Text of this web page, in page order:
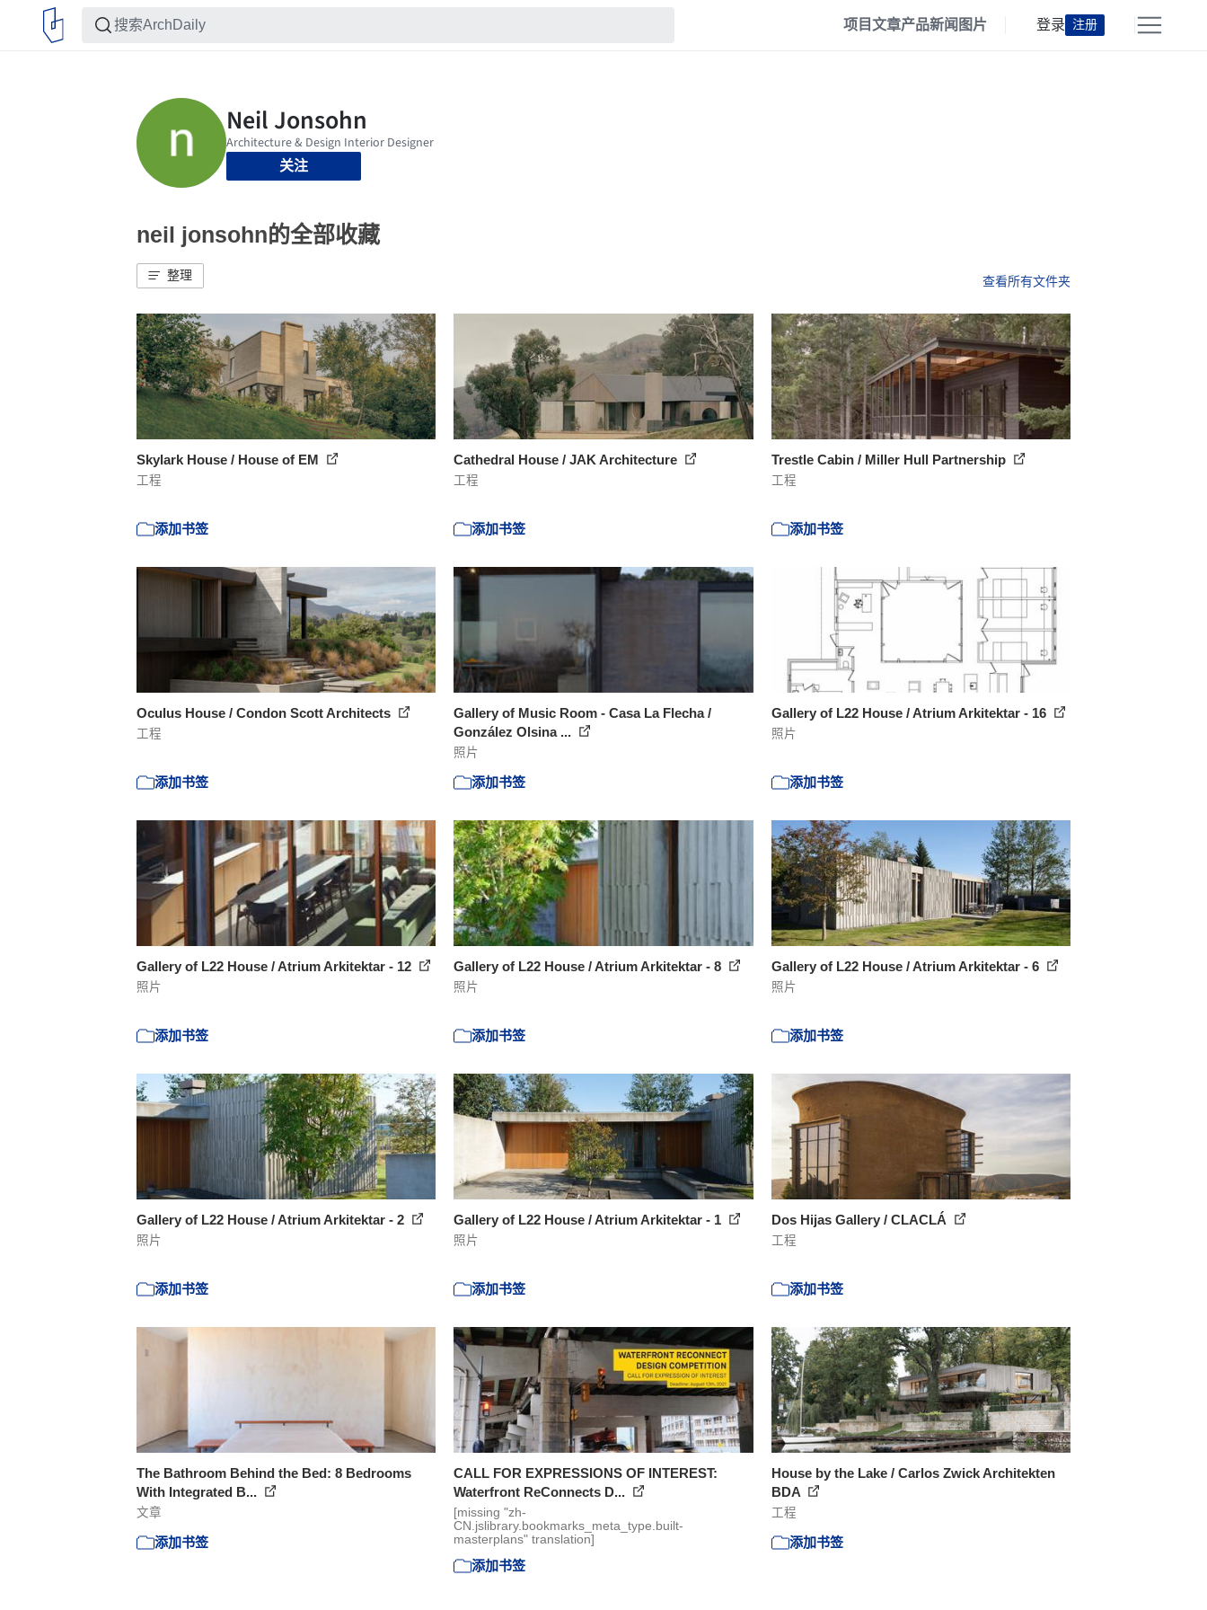
项目文章产品新闻 图片 登录 注册
关注
neil jonsohn的全部收藏
整理 查看所有文件夹
Skylark House / House of EM
工程
添加书签
Cathedral House / JAK Architecture
工程
添加书签
Trestle Cabin / Miller Hull Partnership
工程
添加书签
Oculus House / Condon Scott Architects
工程
添加书签
Gallery of Music Room - Casa La Flecha /
González Olsina ...
照片
添加书签
Gallery of L22 House / Atrium Arkitektar - 16
照片
添加书签
Gallery of L22 House / Atrium Arkitektar - 12
照片
添加书签
Gallery of L22 House / Atrium Arkitektar - 8
照片
添加书签
Gallery of L22 House / Atrium Arkitektar - 6
照片
添加书签
Gallery of L22 House / Atrium Arkitektar - 2
照片
添加书签
Gallery of L22 House / Atrium Arkitektar - 1
照片
添加书签
Dos Hijas Gallery / CLACLÁ
工程
添加书签
The Bathroom Behind the Bed: 8 Bedrooms
With Integrated B...
文章
添加书签
CALL FOR EXPRESSIONS OF INTEREST:
Waterfront ReConnects D...
[missing "zh-
CN.jslibrary.bookmarks_meta_type.built-
masterplans" translation]
添加书签
House by the Lake / Carlos Zwick Architekten
BDA
工程
添加书签